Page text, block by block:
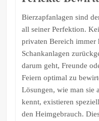
Bierzapfanlagen sind
all seiner Perfektion.
privaten Bereich immer
Schankanlagen
darum geht, Freunde
Feiern optimal zu
Lösungen, wie man sie
kennt, existieren
den Heimgebrauch.